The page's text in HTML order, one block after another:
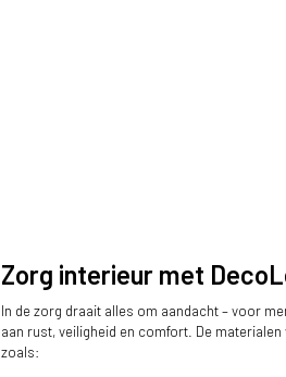
Zorg interieur met
In de zorg draait alles om aandacht – voor
aan rust, veiligheid en comfort. De
zoals: